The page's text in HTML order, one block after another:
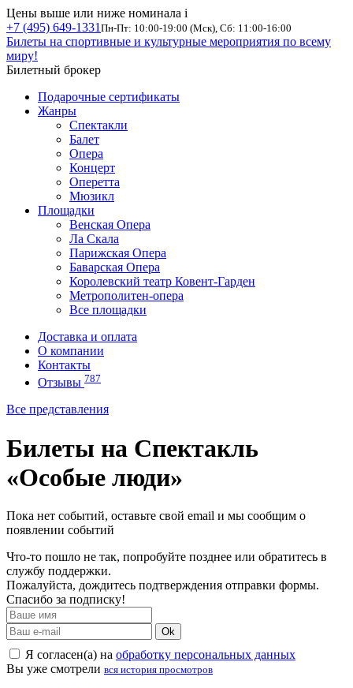
Цены выше или ниже номинала i
+7 (495) 649-1331 Пн-Пт: 10:00-19:00 (Мск), Сб: 11:00-16:00
Билеты на спортивные и культурные мероприятия по всему
миру!
Билетный брокер
Подарочные сертификаты
Жанры
Спектакли
Балет
Опера
Концерт
Оперетта
Мюзикл
Площадки
Венская Опера
Ла Скала
Парижская Опера
Баварская Опера
Королевский театр Ковент-Гарден
Метрополитен-опера
Все площадки
Доставка и оплата
О компании
Контакты
Отзывы 787
Все представления
Билеты на Спектакль
«Особые люди»
Пока нет событий, оставьте свой email и мы сообщим о
появлении событий
Что-то пошло не так, попробуйте позднее или обратитесь в
службу поддержки.
Пожалуйста, дождитесь подтверждения отправки формы.
Спасибо за подписку!
Ok
Я согласен(а) на обработку персональных данных
Вы уже смотрели вся история просмотров